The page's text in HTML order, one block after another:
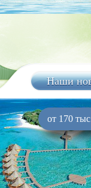
Наши
от 170